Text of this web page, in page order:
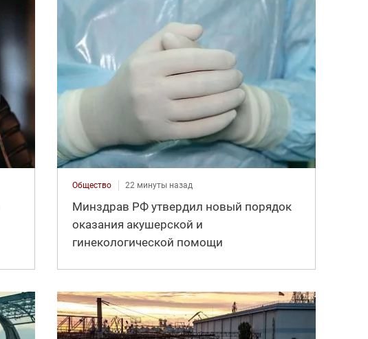
Общество 22 минуты назад
Минздрав РФ утвердил новый порядок
оказания акушерской и
гинекологической помощи